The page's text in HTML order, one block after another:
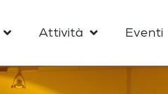
Attività Eventi